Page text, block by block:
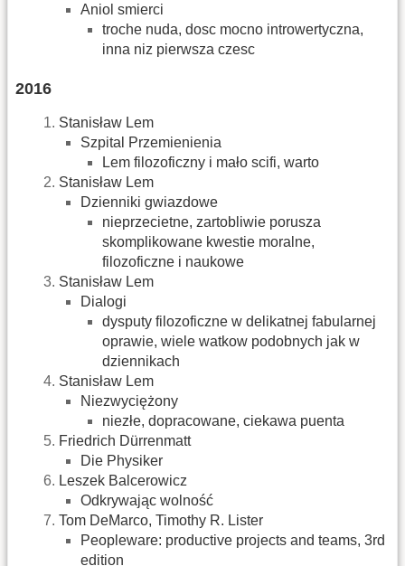
Aniol smierci
troche nuda, dosc mocno introwertyczna,
inna niz pierwsza czesc
2016
Stanisław Lem
Szpital Przemienienia
Lem filozoficzny i mało scifi, warto
Stanisław Lem
Dzienniki gwiazdowe
nieprzecietne, zartobliwie porusza
skomplikowane kwestie moralne,
filozoficzne i naukowe
Stanisław Lem
Dialogi
dysputy filozoficzne w delikatnej fabularnej
oprawie, wiele watkow podobnych jak w
dziennikach
Stanisław Lem
Niezwyciężony
niezłe, dopracowane, ciekawa puenta
Friedrich Dürrenmatt
Die Physiker
Leszek Balcerowicz
Odkrywając wolność
Tom DeMarco, Timothy R. Lister
Peopleware: productive projects and teams, 3rd
edition‎